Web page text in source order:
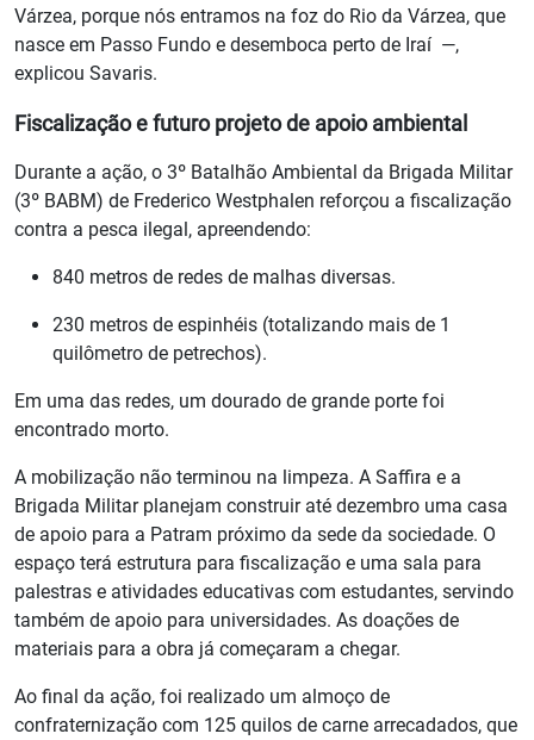
Várzea, porque nós entramos na foz do Rio da Várzea, que
nasce em Passo Fundo e desemboca perto de Iraí —,
explicou Savaris.
Fiscalização e futuro projeto de apoio ambiental
Durante a ação, o 3º Batalhão Ambiental da Brigada Militar
(3º BABM) de Frederico Westphalen reforçou a fiscalização
contra a pesca ilegal, apreendendo:
840 metros de redes de malhas diversas.
230 metros de espinhéis (totalizando mais de 1
quilômetro de petrechos).
Em uma das redes, um dourado de grande porte foi
encontrado morto.
A mobilização não terminou na limpeza. A Saffira e a
Brigada Militar planejam construir até dezembro uma casa
de apoio para a Patram próximo da sede da sociedade. O
espaço terá estrutura para fiscalização e uma sala para
palestras e atividades educativas com estudantes, servindo
também de apoio para universidades. As doações de
materiais para a obra já começaram a chegar.
Ao final da ação, foi realizado um almoço de
confraternização com 125 quilos de carne arrecadados, que